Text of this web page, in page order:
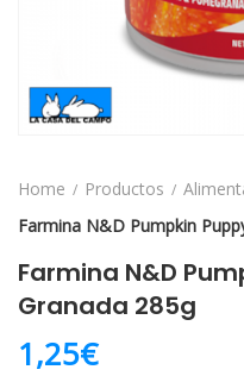
Home Productos
Farmina N&D Pumpkin
Farmina N&D
Granada 285g
1,25€